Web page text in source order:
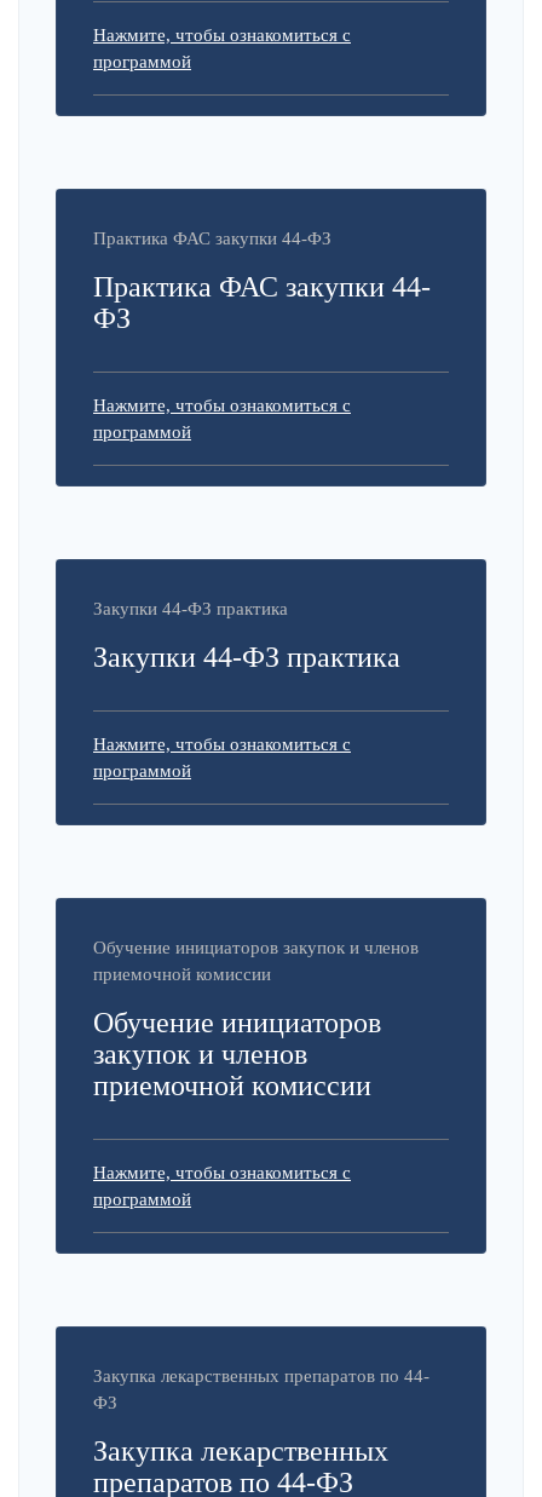
Нажмите, чтобы ознакомиться с
программой
Практика ФАС закупки 44-ФЗ
Практика ФАС закупки 44-
ФЗ
Нажмите, чтобы ознакомиться с
программой
Закупки 44-ФЗ практика
Закупки 44-ФЗ практика
Нажмите, чтобы ознакомиться с
программой
Обучение инициаторов закупок и членов
приемочной комиссии
Обучение инициаторов
закупок и членов
приемочной комиссии
Нажмите, чтобы ознакомиться с
программой
Закупка лекарственных препаратов по 44-
ФЗ
Закупка лекарственных
препаратов по 44-ФЗ